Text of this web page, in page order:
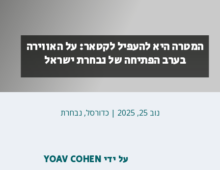
המטרה היא להעפיל לקטאר: על האווירה
בערב הפתיחה של נבחרת ישראל
נוב 25, 2025 | כדורסל, נבחרת
על ידי YOAV COHEN